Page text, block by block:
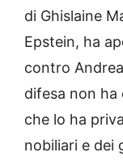
di Ghislaine
Epstein, ha
contro
difesa non ha
che lo ha
nobiliari e dei